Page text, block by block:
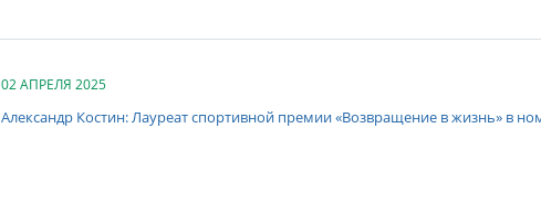
02 АПРЕЛЯ 2025
Александр Костин: Лауреат спортивной премии «Возвращение в жизнь» в